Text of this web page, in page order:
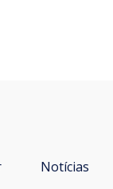
Notícias